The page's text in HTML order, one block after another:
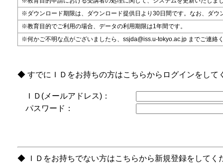
※ダウンロード期限は、ダウンロード提供日より30日間です。なお、ダ
※教育目的でご利用の場合、データの利用期限は1年間です。
※何かご不明な点がございましたら、ssjda@iss.u-tokyo.ac.jp までご連絡
◆ すでにＩＤをお持ちの方はこちらからログインをして
ＩＤ(メールアドレス)：
パスワード：
◆ ＩＤをお持ちでない方はこちらから新規登録をしてく